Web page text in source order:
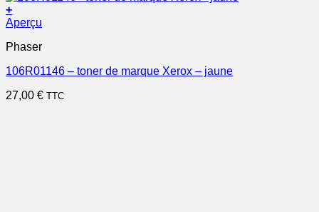
+
Aperçu
Phaser
106R01146 – toner de marque Xerox – jaune
27,00 € TTC